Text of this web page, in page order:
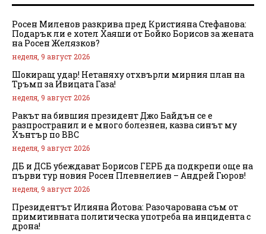
Росен Миленов разкрива пред Кристияна Стефанова:
Подарък ли е хотел Хаяши от Бойко Борисов за жената
на Росен Желязков?
неделя, 9 август 2026
Шокиращ удар! Нетаняху отхвърли мирния план на
Тръмп за Ивицата Газа!
неделя, 9 август 2026
Ракът на бившия президент Джо Байдън се е
разпространил и е много болезнен, казва синът му
Хънтър по BBC
неделя, 9 август 2026
ДБ и ДСБ убеждават Борисов ГЕРБ да подкрепи още на
първи тур новия Росен Плевнелиев – Андрей Гюров!
неделя, 9 август 2026
Президентът Илияна Йотова: Разочарована съм от
примитивната политическа употреба на инцидента с
дрона!